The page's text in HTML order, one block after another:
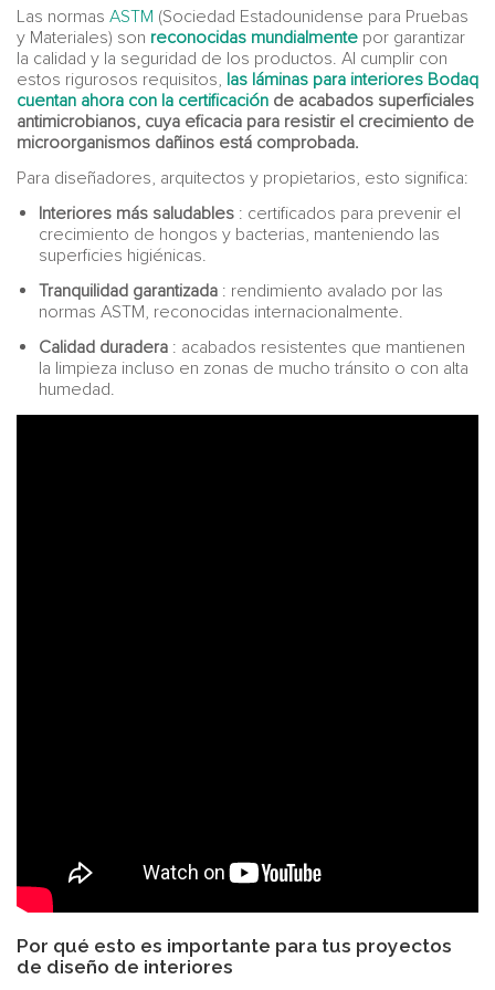
Las normas ASTM (Sociedad Estadounidense para Pruebas
y Materiales) son reconocidas mundialmente por garantizar
la calidad y la seguridad de los productos. Al cumplir con
estos rigurosos requisitos, las láminas para interiores Bodaq
cuentan ahora con la certificación de acabados superficiales
antimicrobianos, cuya eficacia para resistir el crecimiento de
microorganismos dañinos está comprobada.
Para diseñadores, arquitectos y propietarios, esto significa:
Interiores más saludables : certificados para prevenir el
crecimiento de hongos y bacterias, manteniendo las
superficies higiénicas.
Tranquilidad garantizada : rendimiento avalado por las
normas ASTM, reconocidas internacionalmente.
Calidad duradera : acabados resistentes que mantienen
la limpieza incluso en zonas de mucho tránsito o con alta
humedad.
Por qué esto es importante para tus proyectos
de diseño de interiores